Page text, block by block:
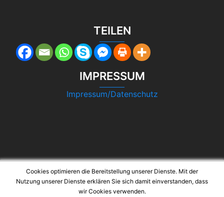
TEILEN
IMPRESSUM
Impressum/Datenschutz
Cookies optimieren die Bereitstellung unserer Dienste. Mit der
Nutzung unserer Dienste erklären Sie sich damit einverstanden, dass
wir Cookies verwenden.